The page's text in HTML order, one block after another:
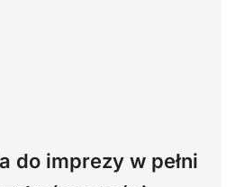
do imprezy w pełni